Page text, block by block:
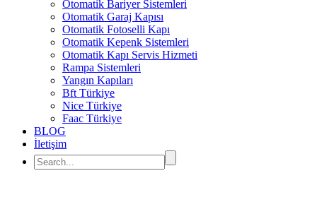
Otomatik Bariyer Sistemleri
Otomatik Garaj Kapısı
Otomatik Fotoselli Kapı
Otomatik Kepenk Sistemleri
Otomatik Kapı Servis Hizmeti
Rampa Sistemleri
Yangın Kapıları
Bft Türkiye
Nice Türkiye
Faac Türkiye
BLOG
İletişim